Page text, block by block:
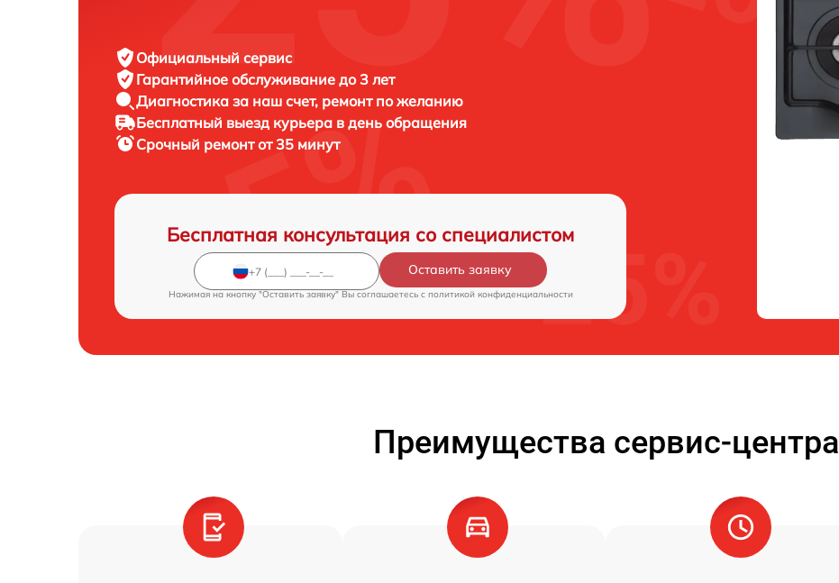
Официальный сервис
Гарантийное обслуживание до 3 лет
Диагностика за наш счет, ремонт по желанию
Бесплатный выезд курьера в день обращения
Срочный ремонтот 35 минут
Бесплатная консультация со специалистом
Оставить заявку
Нажимая на кнопку "Оставить заявку" Вы соглашаетесь c политикой конфиденциальности
Преимущества сервис-центра